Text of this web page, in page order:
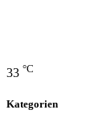
33 °C
Kategorien